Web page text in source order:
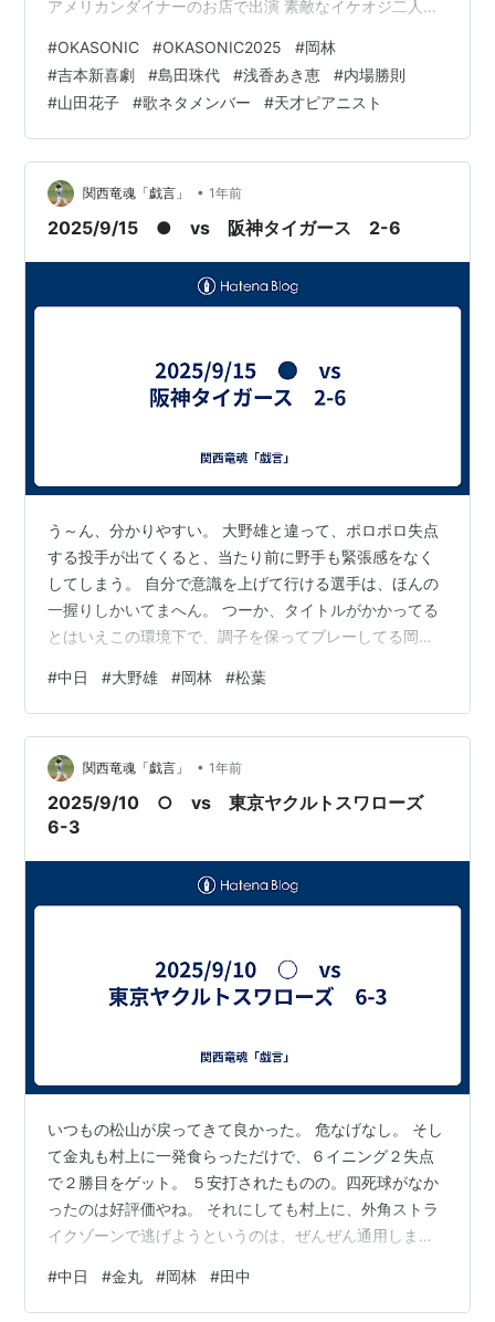
アメリカンダイナーのお店で出演 素敵なイケオジ二人の
と吉本新喜劇を鑑賞 京都のライブサーキットフェス
「OKA SONIC」参加 主宰は岡寿恵弘さんっていう素敵
なイケオジなんですけど、 自分の名前をイベントタイト
ルにしてこんなにビッグにやっちゃうってすごくない？
この方が専門学校の先生をやっていたころ、私は生徒と
して知り合いま…
#OKASONIC #OKASONIC2025 #岡林
#吉本新喜劇 #島田珠代 #浅香あき恵 #内場勝則
#山田花子 #歌ネタメンバー #天才ピアニスト
関西竜魂「戯言」 • 1年前
2025/9/15 ● vs 阪神タイガース 2-6
う～ん、分かりやすい。 大野雄と違って、ポロポロ失点
する投手が出てくると、当たり前に野手も緊張感をなく
してしまう。 自分で意識を上げて行ける選手は、ほんの
一握りしかいてまへん。 つーか、タイトルがかかってる
とはいえこの環境下で、調子を保ってプレーしてる岡林
全員が何ぼ「必死でプレーしてる！」とか強弁しても、
目に見える結果に出るもんです。 しかしそういうチーム
だと、優勢な試合では勝てるけど、劣勢では負けるとい
う、投手頼りの勝敗にしかなりまへん。 劣勢の試合でも
勝つには、自らモチベートできる選手が揃ってなければ
難しい。 昨夜の大野雄が、「可能性があ…
#中日 #大野雄 #岡林 #松葉
関西竜魂「戯言」 • 1年前
2025/9/10 ○ vs 東京ヤクルトスワローズ
6-3
いつもの松山が戻ってきて良かった。 危なげなし。 そし
て金丸も村上に一発食らっただけで、６イニング２失点
で２勝目をゲット。 ５安打されたものの。四死球がなか
ったのは好評価やね。 それにしても村上に、外角ストラ
イクゾーンで逃げようというのは、ぜんぜん通用しまへ
るわけないコースを左中間にぶち込まれてたように、今
日はアウトローギリギリのボールをカツンと合わせただ
#中日 #金丸 #岡林 #田中